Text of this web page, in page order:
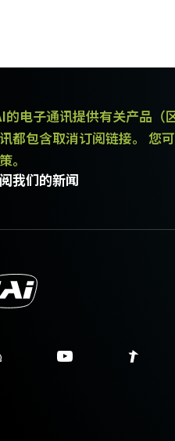
的电子通讯提供有关产品（
都包含取消订阅链接。 您
。
我们的新闻